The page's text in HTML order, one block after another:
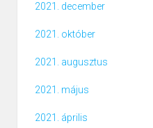
2021. december
2021. október
2021. augusztus
2021. május
2021. április